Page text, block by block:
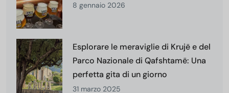
8 gennaio 2026
Esplorare le meraviglie di Krujë e del
Parco Nazionale di Qafshtamë: Una
perfetta gita di un giorno
31 marzo 2025